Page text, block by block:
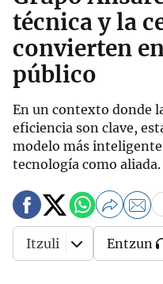
técnica y la
convierten
público
En un contexto donde
eficiencia son clave,
modelo más
tecnología como aliada.
Itzuli Entzun